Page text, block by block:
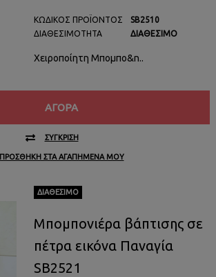
ΚΩΔΙΚΌΣ ΠΡΟΪΌΝΤΟΣ
ΔΙΑΘΕΣΙΜΌΤΗΤΑ
SB2510
ΔΙΑΘΈΣΙΜΟ
Χειροποίητη Μπομπο&n..
ΑΓΟΡΆ
ΣΎΓΚΡΙΣΗ
ΠΡΟΣΘΉΚΗ ΣΤΑ ΑΓΑΠΗΜΈΝΑ ΜΟΥ
ΔΙΑΘΈΣΙΜΟ
Μπομπονιέρα βάπτισης σε
πέτρα εικόνα Παναγία
SB2521